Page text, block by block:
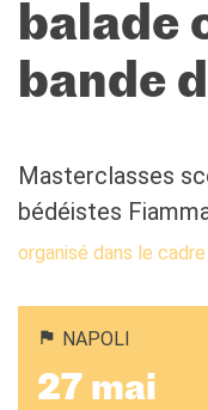
QUI
IF Italia
9001:
balade
bande
Masterclasses
bédéistes
organisé dans le cadre
NAPOLI
27 mai